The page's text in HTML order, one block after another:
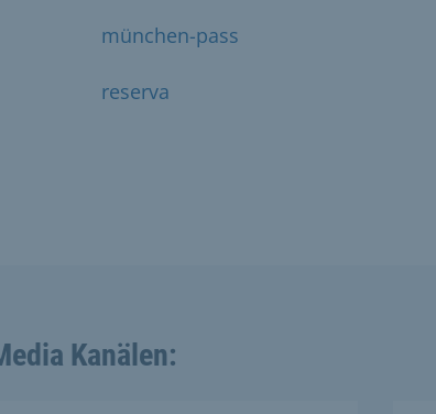
münchen-pass
reserva
Kanälen: